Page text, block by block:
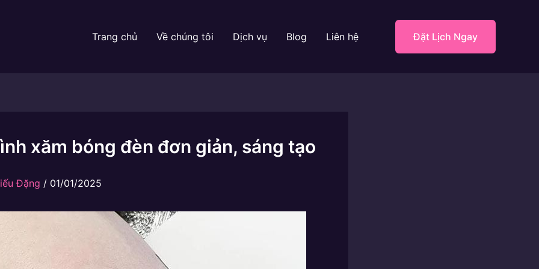
Trang chủ Về chúng tôi Dịch vụ Blog Liên hệ Đặt Lịch Ngay
xăm bóng đèn đơn giản, sáng tạo
Đặng / 01/01/2025